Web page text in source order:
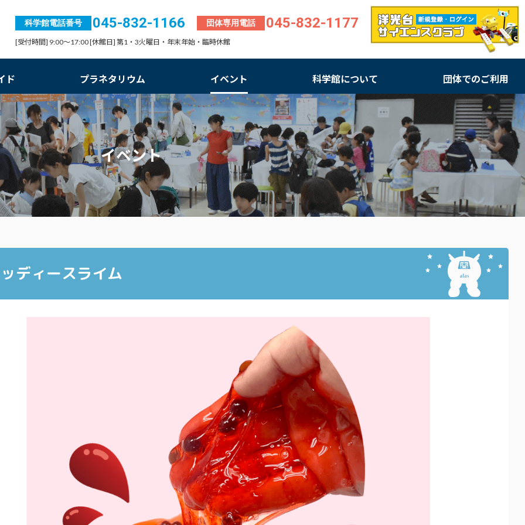
科学館電話番号 045-832-1166 団体専用電話 045-832-1177
[受付時間] 9:00～17:00 [休館日] 第1・3火曜日・年末年始・臨時休館
ド プラネタリウム イベント 科学館について 団体でのご利用
イベント
ディースライム